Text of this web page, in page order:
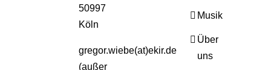
50997
Köln
gregor.wiebe(at)ekir.de
(außer
Musik
Über
uns